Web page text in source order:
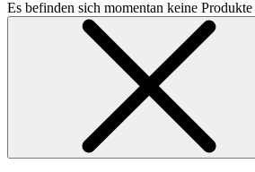
Es befinden sich momentan keine